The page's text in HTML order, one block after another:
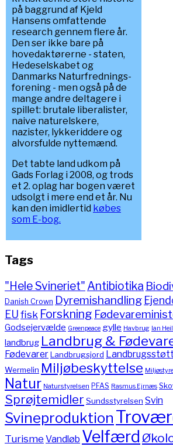
på baggrund af Kjeld
Hansens omfattende
research gennem flere år.
Den ser ikke bare på
hovedaktørerne - staten,
Hedeselskabet og
Danmarks Naturfrednings-
forening - men også på de
mange andre deltagere i
spillet: brutale liberalister,
naive naturelskere,
nazister, lykkeriddere og
alvorsfulde nyttemænd.
Det tabte land udkom på
Gads Forlag i 2008, og trods
et 2. oplag har bogen været
udsolgt i mere end et år. Nu
kan den imidlertid købes
som E-bog.
Tags
"Hele Svineriet" Antibiotika
Danish Crown Dyremishandling
EUfisk Forskning
Godsejervælde Greenpeace gylle Havbrug Ian
landbrug Landbrug &
FødevarerLandbrugsjord
Wermelin Miljøbeskyttelse
Natur Naturstyrelsen PFAS Rasmus Ejrnæs
Sprøjtemidler Sundsstyrelsen Svin
Svineproduktion
TurismeVandløb Velfærd